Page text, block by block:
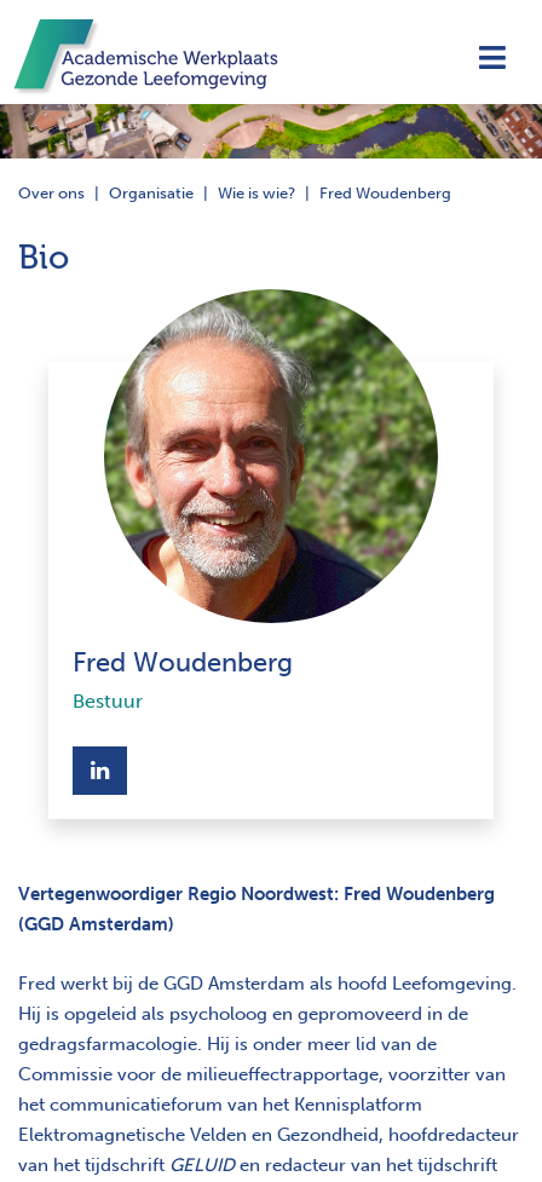
Over ons Organisatie Wie is wie? Fred Woudenberg
Bio
Vertegenwoordiger Regio Noordwest: Fred Woudenberg
(GGD Amsterdam)
Fred werkt bij de GGD Amsterdam als hoofd Leefomgeving.
Hij is opgeleid als psycholoog en gepromoveerd in de
gedragsfarmacologie. Hij is onder meer lid van de
Commissie voor de milieueffectrapportage, voorzitter van
het communicatieforum van het Kennisplatform
Elektromagnetische Velden en Gezondheid, hoofdredacteur
van het tijdschrift GELUIDen redacteur van het tijdschrift
Fred Woudenberg
Bestuur
opent nieuw scherm